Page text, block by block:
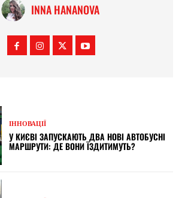
INNA HANANOVA
ІННОВАЦІЇ
У КИЄВІ ЗАПУСКАЮТЬ ДВА НОВІ АВТОБУСНІ
МАРШРУТИ: ДЕ ВОНИ ЇЗДИТИМУТЬ?